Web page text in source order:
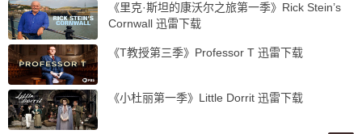
《里克·斯坦的康沃尔之旅第一季》Rick Stein’s
Cornwall 迅雷下载
《T教授第三季》Professor T 迅雷下载
《小杜丽第一季》Little Dorrit 迅雷下载